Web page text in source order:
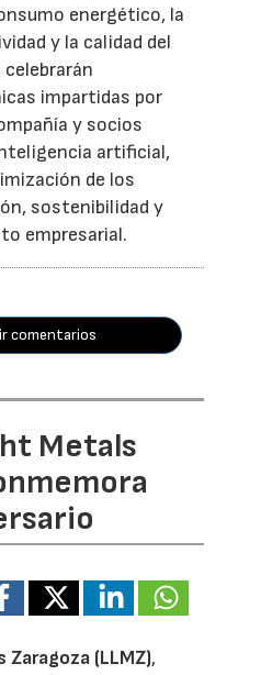
energético, la
y la calidad del
celebrarán
impartidas por
y socios
artificial,
de los
sostenibilidad y
empresarial.
comentarios
Metals
(LLMZ),